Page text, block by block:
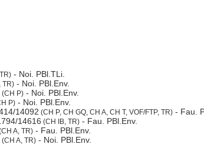
- Noi. PBl.TLi.
TR) - Noi. PBl.Env.
(CH P) - Noi. PBl.Env.
P) - Noi. PBl.Env.
14092 (CH P, CH GQ, CH A, CH T, VOF/FTP, TR) - Fau.
14616 (CH IB, TR) - Fau. PBl.Env.
A, TR) - Fau. PBl.Env.
(CH A, TR) - Noi. PBl.Env.